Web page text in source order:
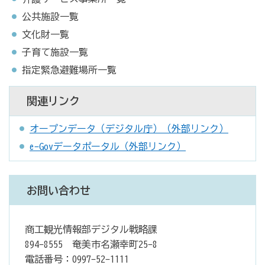
公共施設一覧
文化財一覧
子育て施設一覧
指定緊急避難場所一覧
関連リンク
オープンデータ（デジタル庁）（外部リンク）
e-Govデータポータル（外部リンク）
お問い合わせ
商工観光情報部デジタル戦略課
894-8555 奄美市名瀬幸町25-8
電話番号：0997-52-1111